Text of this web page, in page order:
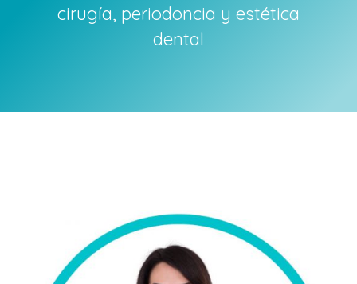
cirugía, periodoncia y estética
dental